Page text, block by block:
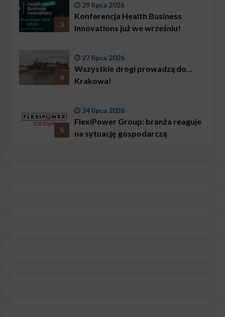
3
29 lipca 2026
Konferencja Health Business
Innovations już we wrześniu!
4
27 lipca 2026
Wszystkie drogi prowadzą do…
Krakowa!
5
24 lipca 2026
FlexiPower Group: branża reaguje
na sytuację gospodarczą